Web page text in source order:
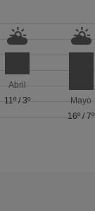
Abril
11º /3º
Mayo
16º /7º